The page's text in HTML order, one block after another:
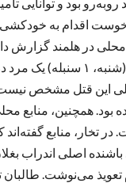
روبه‌رو بود و توانایی
گذشته دست‌کم ۱۱ تن در خوست
در هلمند گزارش
کجکی به قتل رسیده‌اند.
این قتل مشخص
همچنین، منابع
تخار، منابع
باشنده اصلی اندراب
تعویذ می‌نوشت.